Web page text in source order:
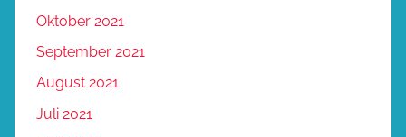
Oktober 2021
September 2021
August 2021
Juli 2021